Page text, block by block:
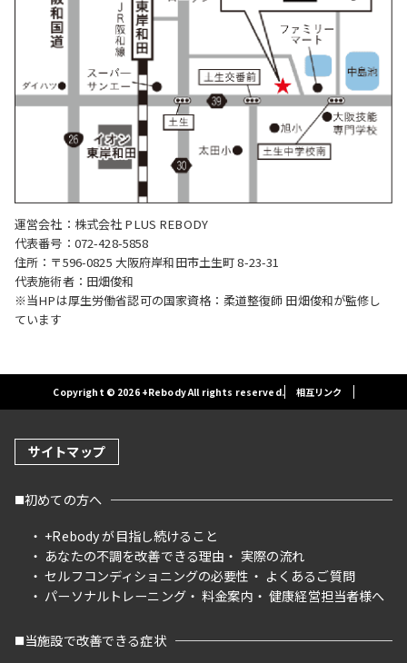
運営会社：株式会社 PLUS REBODY
代表番号：072-428-5858
住所：〒596-0825 大阪府岸和田市土生町 8-23-31
代表施術者：田畑俊和
※当HPは厚生労働省認可の国家資格：柔道整復師 田畑俊和が監修し
ています
Copyright © 2026 +Rebody All rights reserved. 相互リンク
サイトマップ
初めての方へ
+Rebody が目指し続けること
あなたの不調を改善できる理由
実際の流れ
セルフコンディショニングの必要性
よくあるご質問
パーソナルトレーニング
料金案内 健康経営担当者様へ
当施設で改善できる症状